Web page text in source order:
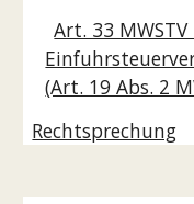
Art. 33
(Art. 19 Abs. 2
Rechtsprechung